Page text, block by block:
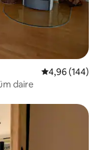
5 üzerinden
4,96 (144)
daire